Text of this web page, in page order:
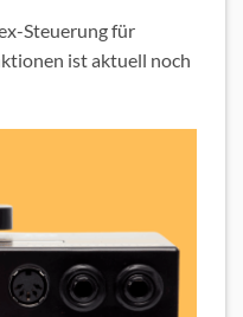
Steuerung für
ist aktuell noch